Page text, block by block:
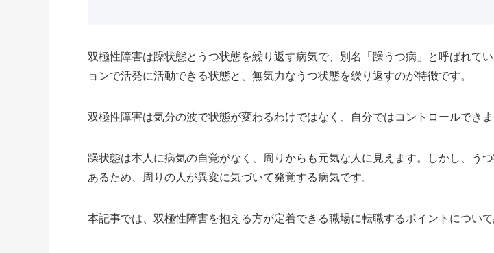
双極性障害は躁状態とうつ状態を繰り返す病気で、別名「躁うつ病」と呼ばれて
ョンで活発に活動できる状態と、無気力なうつ状態を繰り返すのが特徴です。
双極性障害は気分の波で状態が変わるわけではなく、自分ではコントロールできま
躁状態は本人に病気の自覚がなく、周りからも元気な人に見えます。しかし、う
あるため、周りの人が異変に気づいて発覚する病気です。
本記事では、双極性障害を抱える方が定着できる職場に転職するポイントについて